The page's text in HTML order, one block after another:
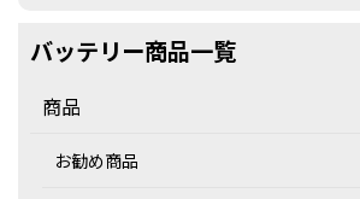
バッテリー商品一覧
商品
お勧め商品